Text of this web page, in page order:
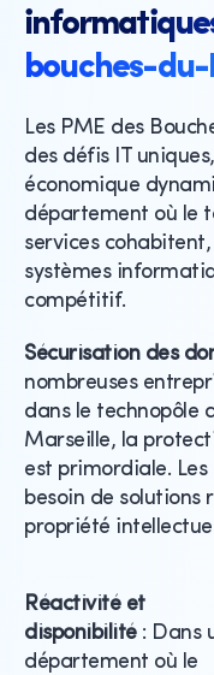
bouches-du-
Les PME des
des défis IT
économique
département où le
services
systèmes
compétitif.
Sécurisation des
nombreuses
dans le technopôle
Marseille, la
est primordiale.
besoin de solutions
propriété
Réactivité et
disponibilité: Dans
département où le